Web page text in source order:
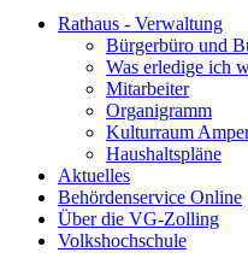
Rathaus - Verwaltung
Bürgerbüro und
Was erledige ich
Mitarbeiter
Organigramm
Kulturraum
Haushaltspläne
Aktuelles
Behördenservice Online
Über die VG-Zolling
Volkshochschule